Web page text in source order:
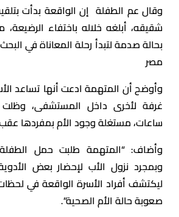
وقال عم الطفلة إن الواقعة بدأت
شقيقه، أبلغه خلاله باختفاء
بحالة صدمة لتبدأ رحلة المعاناة في
مصر
وأوضح أن المتهمة ادعت أنها تساعد
ساعات، مستغلة وجود الأم بمفردها عقب
وأضاف: “المتهمة طلبت حمل
وبمجرد نزول الأب لإحضار بعض
ليكتشف أفراد الأسرة الواقعة في
صعوبة حالة الأم الصحية”.